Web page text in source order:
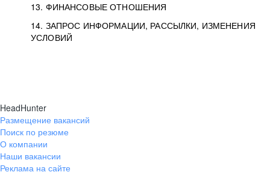
13. ФИНАНСОВЫЕ ОТНОШЕНИЯ
14. ЗАПРОС ИНФОРМАЦИИ, РАССЫЛКИ, ИЗМЕНЕНИЯ
УСЛОВИЙ
HeadHunter
Размещение вакансий
Поиск по резюме
О компании
Наши вакансии
Реклама на сайте